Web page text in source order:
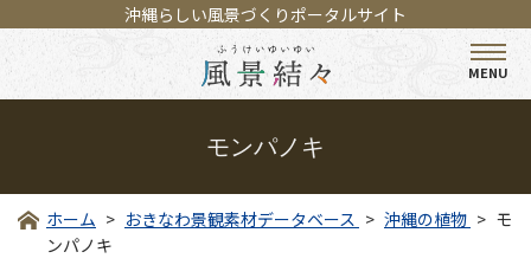
沖縄らしい風景づくりポータルサイト
MENU
モンパノキ
ホーム おきなわ景観素材データベース 沖縄の植物
モ
ンパノキ